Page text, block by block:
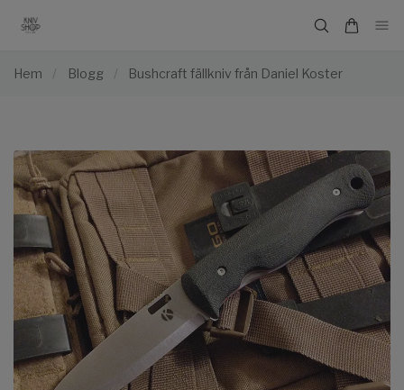
Hem / Blogg / Bushcraft fällkniv från Daniel Koster